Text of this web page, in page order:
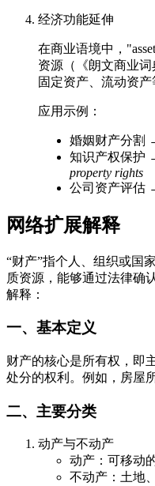
经济功能延伸
在商业语境中，
资源（《朗文商业
固定资产、流动资产
应用示例：
婚姻财产分割
知识产权保护
property rights
公司资产评估
网络扩展解释
“财产”指个人、组织或国
质资源，能够通过法律确
解释：
一、基本定义
财产的核心是所有权，即
处分的权利。例如，房屋
二、主要分类
动产与不动产
动产：可移动
不动产：土地